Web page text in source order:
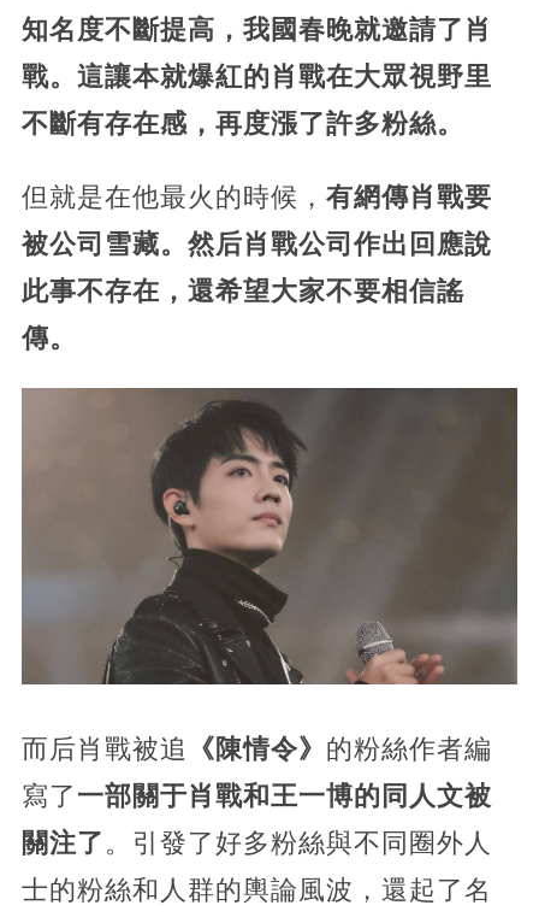
知名度不斷提高，我國春晚就邀請了肖
戰。這讓本就爆紅的肖戰在大眾視野里
不斷有存在感，再度漲了許多粉絲。
但就是在他最火的時候， 有網傳肖戰要
被公司雪藏。然后肖戰公司作出回應說
此事不存在，還希望大家不要相信謠
傳。
而后肖戰被追 《陳情令》 的粉絲作者編
寫了 一部關于肖戰和王一博的同人文被
關注了 。引發了好多粉絲與不同圈外人
士的粉絲和人群的輿論風波，還起了名